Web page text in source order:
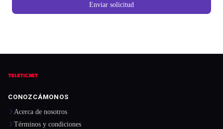
Enviar solicitud
CONOZCÁMONOS
Acerca de nosotros
Términos y condiciones